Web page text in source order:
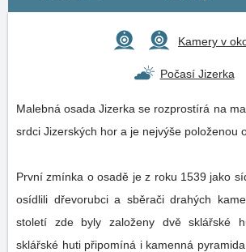
Kamery v
Počasí Jizerka
Malebná osada Jizerka se rozprostírá na
srdci Jizerských hor a je nejvýše položenou
První zmínka o osadě je z roku 1539 jako
osídlili dřevorubci a sběrači drahých
století zde byly založeny dvě sklářské
sklářské huti připomíná i kamenná